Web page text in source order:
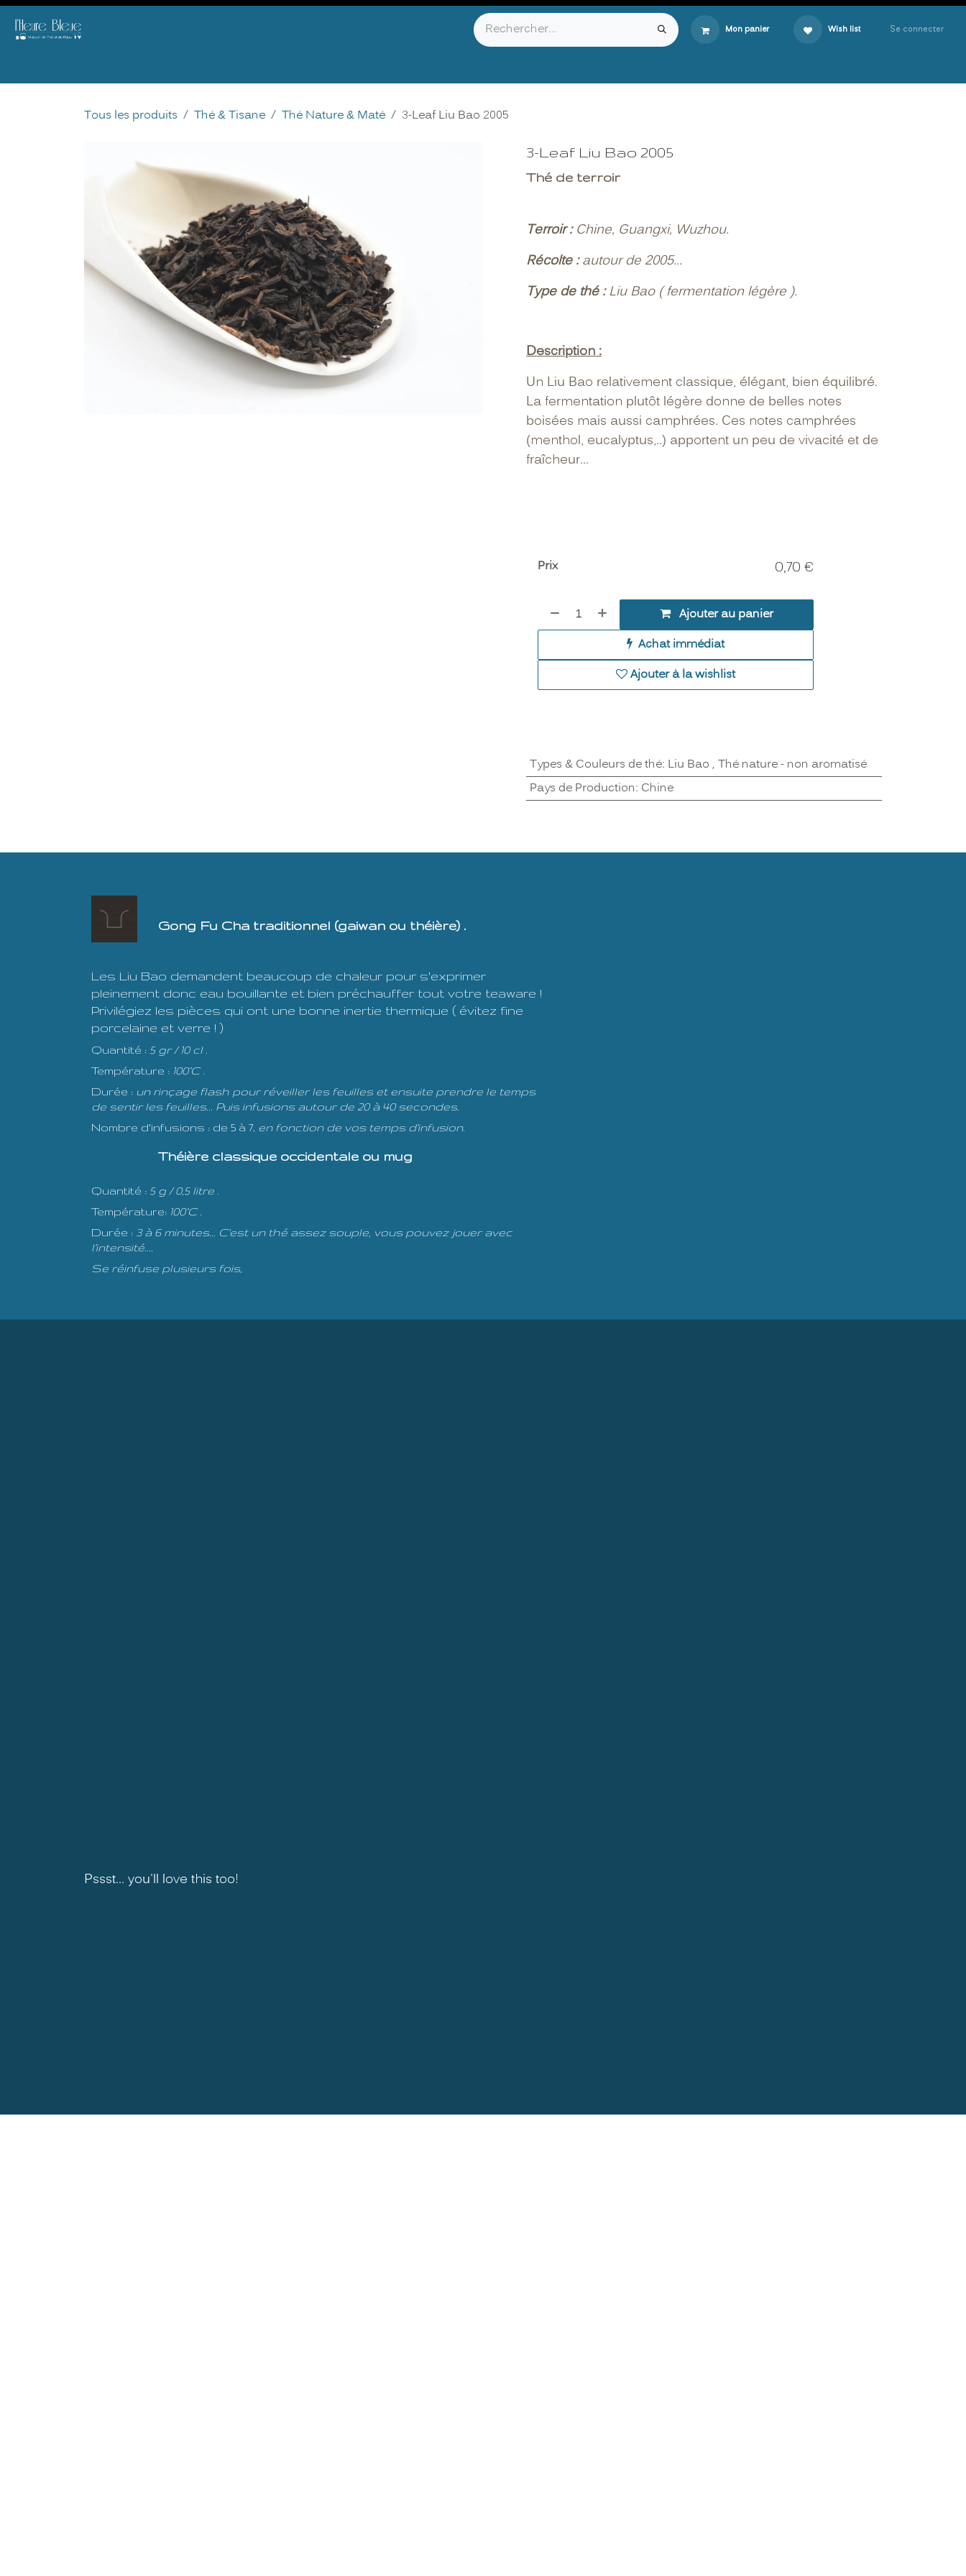
Se rendre au contenu
Mon panier Wish list Se connecter
Tous les produits Thé & Tisane Thé Nature & Maté 3-Leaf Liu Bao 2005
3-Leaf Liu Bao 2005
Thé de terroir
Terroir :Chine, Guangxi, Wuzhou.
Récolte :autour de 2005...
Type de thé :Liu Bao ( fermentation légère ).
Description :
Un Liu Bao relativement classique, élégant, bien équilibré.
La fermentation plutôt légère donne de belles notes
boisées mais aussi camphrées. Ces notes camphrées
(menthol, eucalyptus,..) apportent un peu de vivacité et de
fraîcheur...
Ajouter au panier
Achat immédiat
Ajouter à la wishlist
Prix 0,70 €
Types & Couleurs de thé: Liu Bao , Thé nature - non aromatisé
Pays de Production: Chine
Gong Fu Cha traditionnel (gaiwan ou théière) .
Les Liu Bao demandent beaucoup de chaleur pour s'exprimer
pleinement donc eau bouillante et bien préchauffer tout votre teaware !
Privilégiez les pièces qui ont une bonne inertie thermique ( évitez fine
porcelaine et verre ! )
Quantité : 5 gr / 10 cl .
Température : 100°C .
Durée : un rinçage flash pour réveiller les feuilles et ensuite prendre le temps
de sentir les feuilles... Puis infusions autour de 20 à 40 secondes.
Nombre d'infusions : de 5 à 7, en fonction de vos temps d'infusion.
Quantité : 5 g / 0,5 litre .
Température: 100°C .
Durée : 3 à 6 minutes... C'est un thé assez souple, vous pouvez jouer avec
l'intensité....
Se réinfuse plusieurs fois,
Théière classique occidentale ou mug
Pssst... you'll love this too!